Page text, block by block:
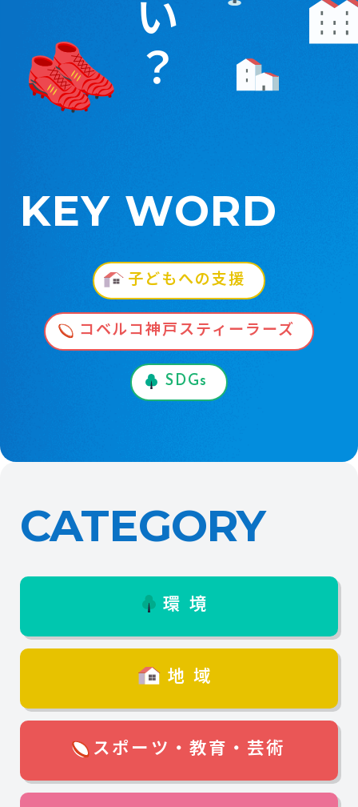
い
？
KEY WORD
子どもへの支援
コベルコ神戸スティーラーズ
SDGs
CATEGORY
環境
地域
スポーツ・教育・芸術